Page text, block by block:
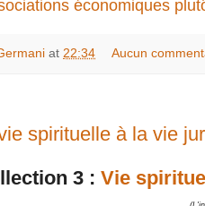
économiques
at 22:34 Aucun
spirituelle à la vie
3 : Vie